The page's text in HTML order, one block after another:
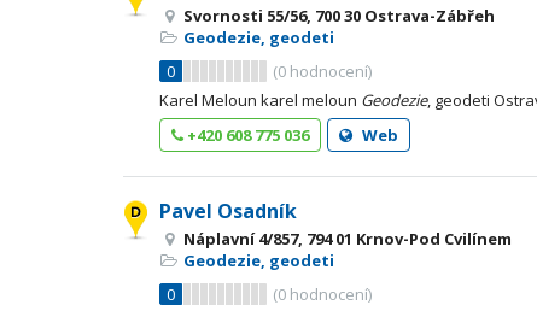
Svornosti 55/56, 700 30 Ostrava-Zábřeh
Geodezie, geodeti
0
(0 hodnocení)
Karel Meloun karel meloun Geodezie, geodeti
+420 608 775 036
Web
Pavel Osadník
Náplavní 4/857, 794 01 Krnov-Pod Cvilínem
Geodezie, geodeti
0
(0 hodnocení)